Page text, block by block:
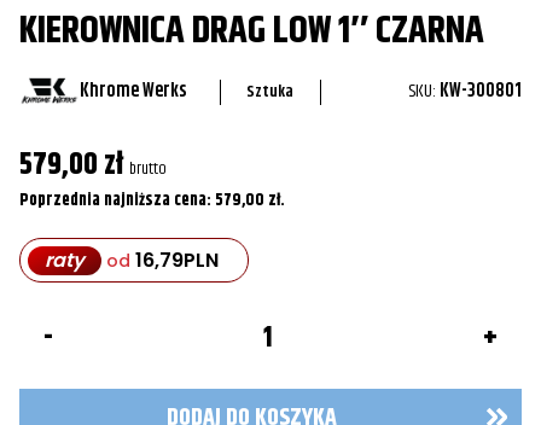
KIEROWNICA DRAG LOW 1″ CZARNA
Khrome Werks Sztuka SKU: KW-300801
579,00zł brutto
Poprzednia najniższa cena: 579,00 zł.
raty od 16,79PLN
1"